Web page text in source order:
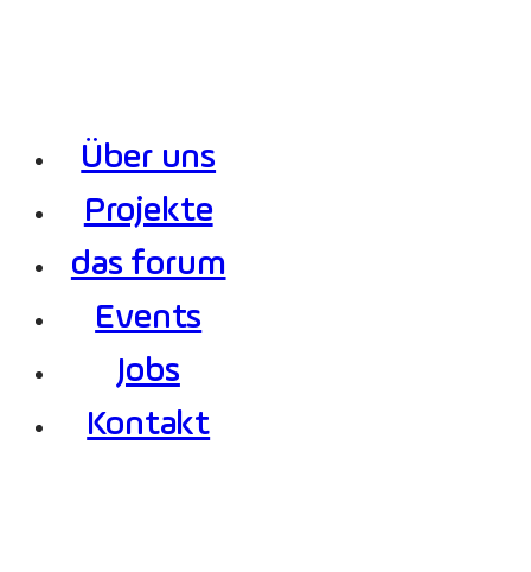
Über uns
Projekte
das forum
Events
Jobs
Kontakt